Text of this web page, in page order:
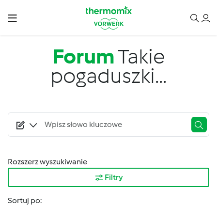
ForumTakie
pogaduszki...
Rozszerz wyszukiwanie
Filtry
Sortuj po: